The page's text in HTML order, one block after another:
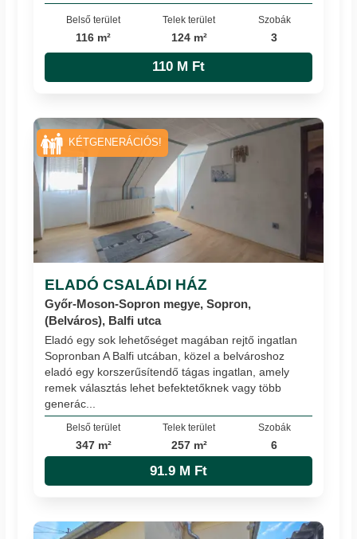
Belső terület
116 m²
Telek terület
124 m²
Szobák
3
110 M Ft
ELADÓ CSALÁDI HÁZ
Győr-Moson-Sopron megye, Sopron,
(Belváros), Balfi utca
Eladó egy sok lehetőséget magában rejtő ingatlan
Sopronban A Balfi utcában, közel a belvároshoz
eladó egy korszerűsítendő tágas ingatlan, amely
remek választás lehet befektetőknek vagy több
generác...
Belső terület
347 m²
Telek terület
257 m²
Szobák
6
91.9 M Ft
KÉTGENERÁCIÓS!